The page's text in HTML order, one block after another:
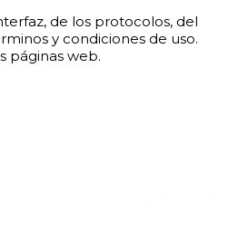
de los protocolos, del
y condiciones de uso.
páginas web.